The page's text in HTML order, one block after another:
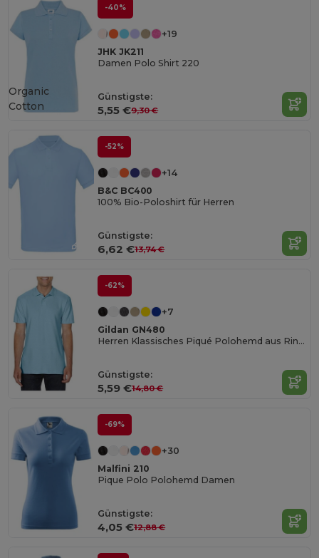
-40%
+19
JHK JK211
Damen Polo Shirt 220
Günstigste:
5,55 €9,30 €
Organic
Cotton
-52%
+14
B&C BC400
100% Bio-Poloshirt für Herren
Günstigste:
6,62 €13,74 €
-62%
+7
Gildan GN480
Herren Klassisches Piqué Polohemd aus Ringspun Baumwolle
Günstigste:
5,59 €14,80 €
-69%
+30
Malfini 210
Pique Polo Polohemd Damen
Günstigste:
4,05 €12,88 €